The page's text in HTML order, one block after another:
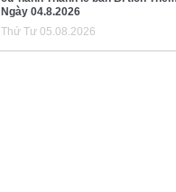
Ngày 04.8.2026
Thứ Tư 05.08.2026